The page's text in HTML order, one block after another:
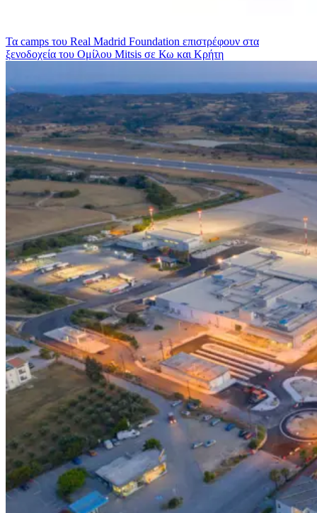
Τα camps του Real Madrid Foundation επιστρέφουν στα
ξενοδοχεία του Ομίλου Mitsis σε Κω και Κρήτη